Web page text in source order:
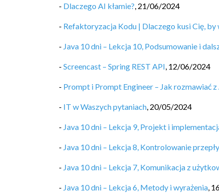
- Dlaczego AI kłamie?, 21/06/2024
- Refaktoryzacja Kodu | Dlaczego kusi Cię, by
- Java 10 dni – Lekcja 10, Podsumowanie i
- Screencast – Spring REST API, 12/06/2024
- Prompt i Prompt Engineer – Jak rozmawiać z
- IT w Waszych pytaniach, 20/05/2024
- Java 10 dni – Lekcja 9, Projekt i
- Java 10 dni – Lekcja 8, Kontrolowanie
- Java 10 dni – Lekcja 7, Komunikacja z
- Java 10 dni – Lekcja 6, Metody i wyrażenia,